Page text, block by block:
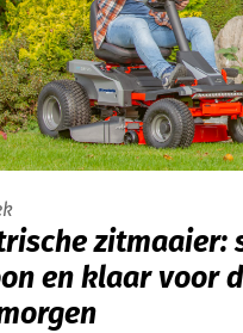
zitmaaier:
en klaar voor